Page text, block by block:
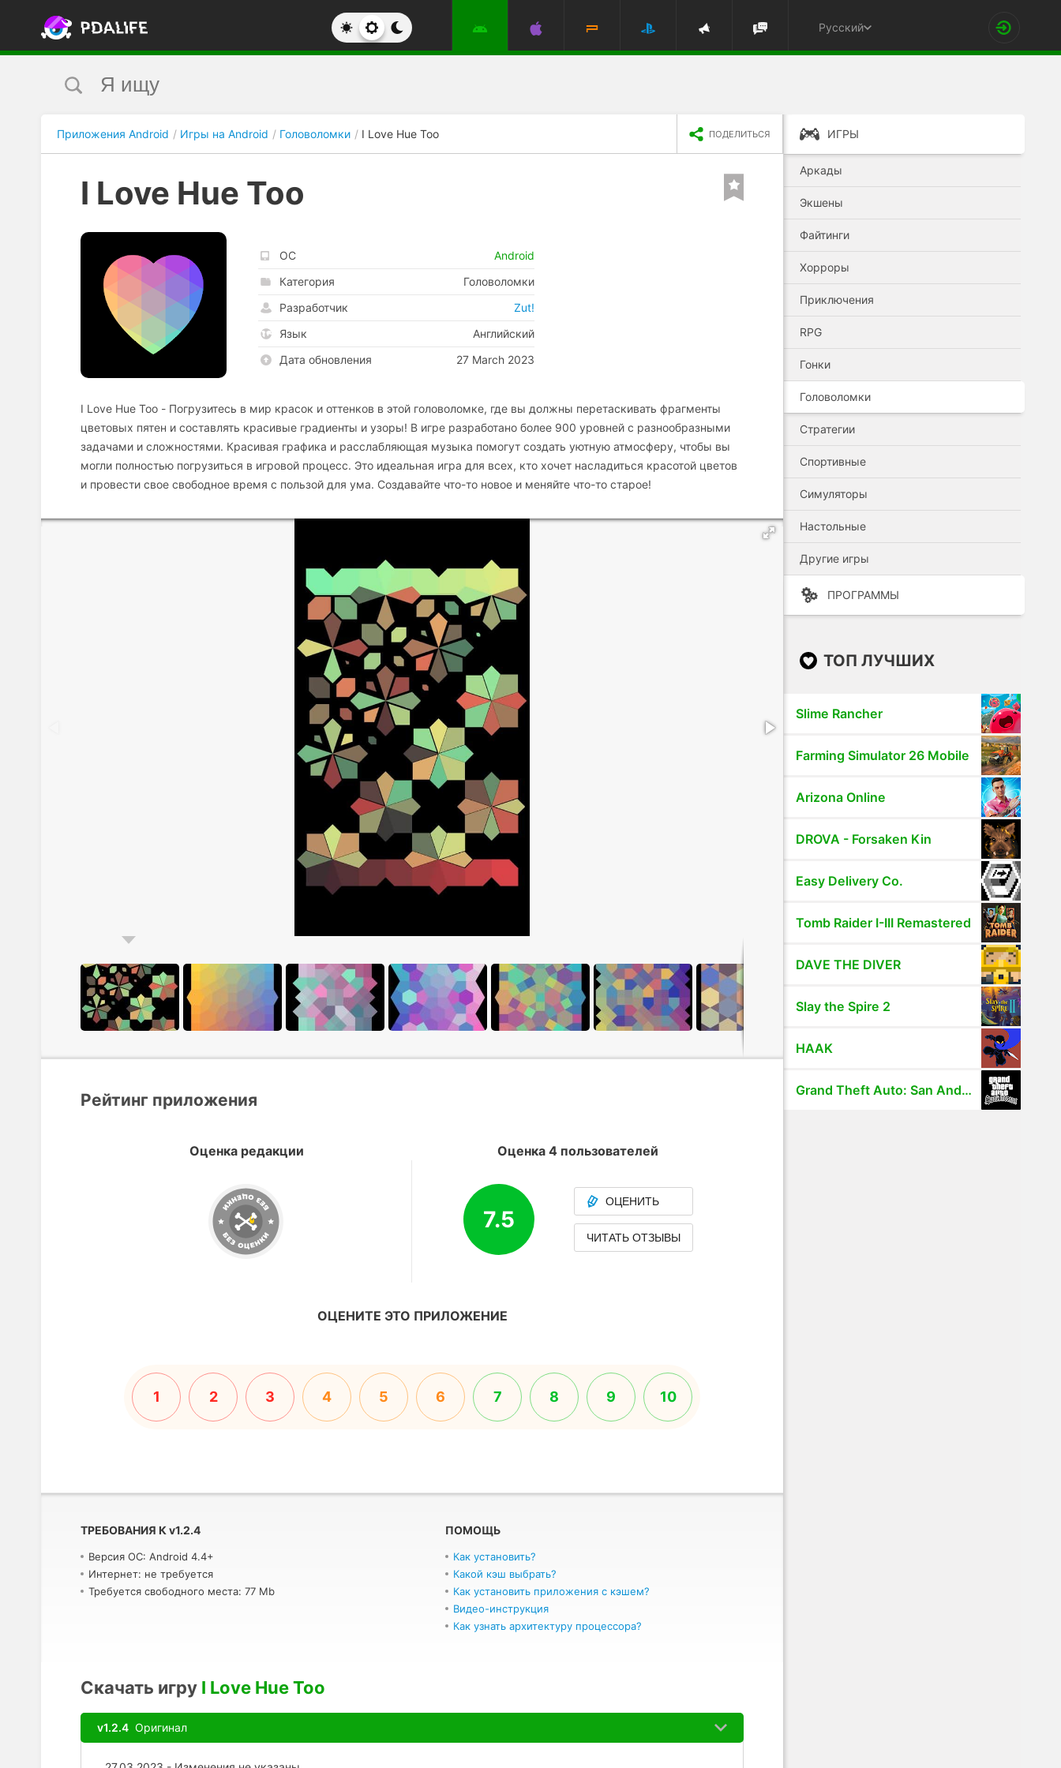
Русский
Приложения Android Игры на Android Головоломки I Love Hue Too ПОДЕЛИТЬСЯ
I Love Hue Too
ОС
Android
Категория
Головоломки
Разработчик
Zut!
Язык
Английский
Дата обновления
27 March 2023
I Love Hue Too - Погрузитесь в мир красок и оттенков в этой головоломке, где вы должны перетаскивать фрагменты
цветовых пятен и составлять красивые градиенты и узоры! В игре разработано более 900 уровней с разнообразными
задачами и сложностями. Красивая графика и расслабляющая музыка помогут создать уютную атмосферу, чтобы вы
могли полностью погрузиться в игровой процесс. Это идеальная игра для всех, кто хочет насладиться красотой цветов
и провести свое свободное время с пользой для ума. Создавайте что-то новое и меняйте что-то старое!
Рейтинг приложения
Оценка редакции Оценка 4 пользователей
7.5
ОЦЕНИТЬ
ЧИТАТЬ ОТЗЫВЫ
ОЦЕНИТЕ ЭТО ПРИЛОЖЕНИЕ
1 2 3 4 5 6 7 8 9 10
ТРЕБОВАНИЯ К v1.2.4
Версия ОС: Android 4.4+
Интернет: не требуется
Требуется свободного места: 77 Mb
ПОМОЩЬ
Как установить?
Какой кэш выбрать?
Как установить приложения с кэшем?
Видео-инструкция
Как узнать архитектуру процессора?
Скачать игру I Love Hue Too
v1.2.4 Оригинал
ИГРЫ
Аркады
Экшены
Файтинги
Хорроры
Приключения
RPG
Гонки
Головоломки
Стратегии
Спортивные
Симуляторы
Настольные
Другие игры
ПРОГРАММЫ
ТОП ЛУЧШИХ
Slime Rancher
Farming Simulator 26 Mobile
Arizona Online
DROVA - Forsaken Kin
Easy Delivery Co.
Tomb Raider I-III Remastered
DAVE THE DIVER
Slay the Spire 2
HAAK
Grand Theft Auto: San Andreas